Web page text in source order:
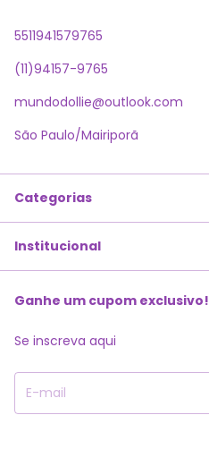
5511941579765
(11)94157-9765
mundodollie@outlook.com
São Paulo/Mairiporã
Categorias
Institucional
Ganhe um cupom exclusivo!
Se inscreva aqui